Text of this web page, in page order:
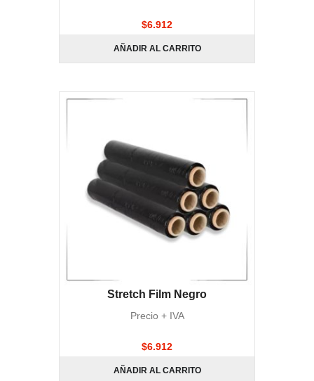
$6.912
AÑADIR AL CARRITO
Stretch Film Negro
Precio + IVA
$6.912
AÑADIR AL CARRITO